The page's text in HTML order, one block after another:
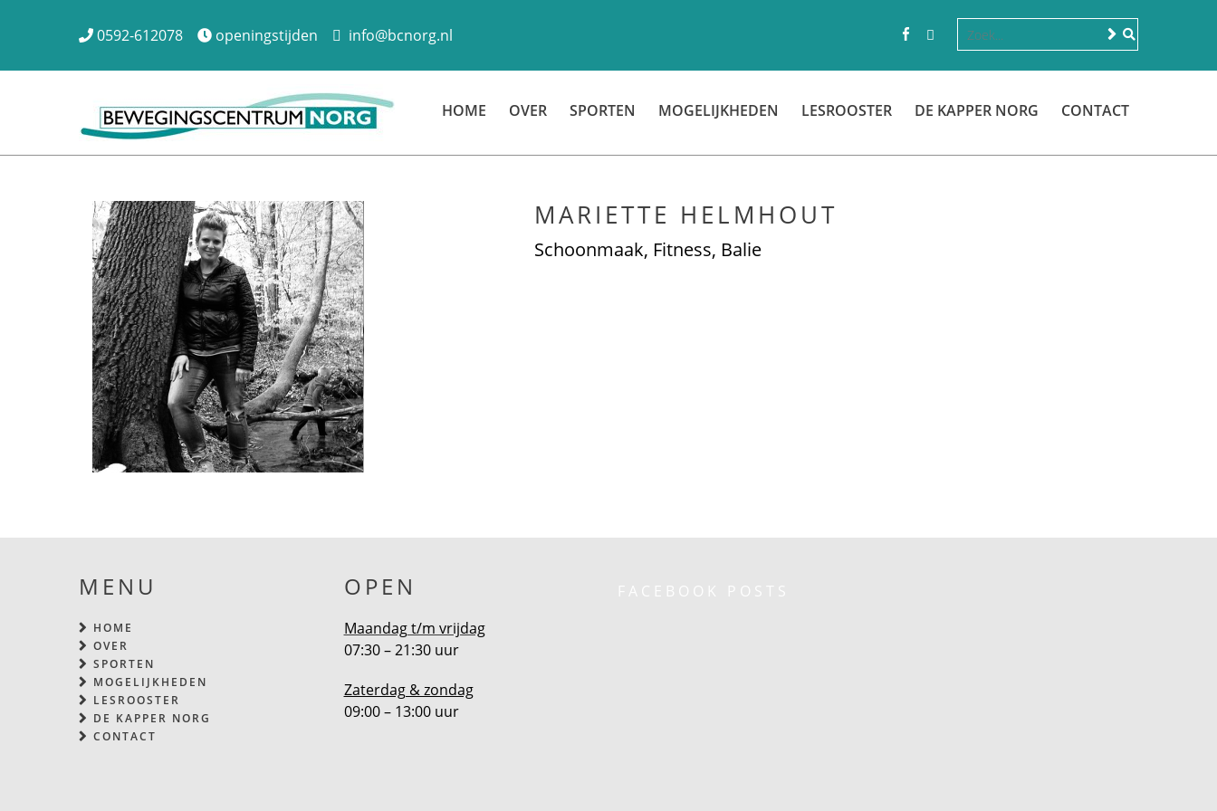
0592-612078 openingstijden info@bcnorg.nl
HOME OVER SPORTEN MOGELIJKHEDEN LESROOSTER DE KAPPER NORG CONTACT
MARIETTE HELMHOUT
Schoonmaak, Fitness, Balie
MENU
HOME
OVER
SPORTEN
MOGELIJKHEDEN
LESROOSTER
DE KAPPER NORG
CONTACT
OPEN
Maandag t/m vrijdag
07:30 – 21:30 uur
Zaterdag & zondag
09:00 – 13:00 uur
FACEBOOK POSTS